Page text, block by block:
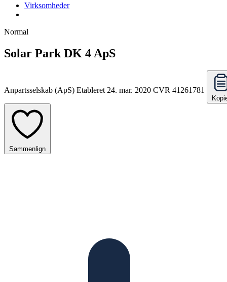
Virksomheder
Normal
Solar Park DK 4 ApS
Anpartsselskab (ApS) Etableret 24. mar. 2020 CVR 41261781
Sammenlign